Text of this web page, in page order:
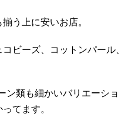
う上に安いお店。
ビーズ、コットンパール、
ン類も細かいバリエーショ
てます。